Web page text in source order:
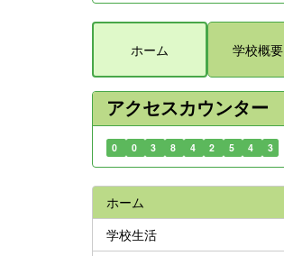
ホーム 学校概要
アクセスカウンター
0 0 3 8 4 2 5 4 3
ホーム
学校生活